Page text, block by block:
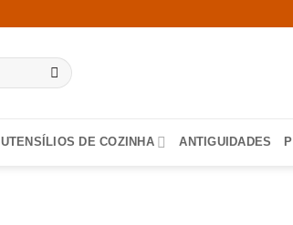
UTENSÍLIOS DE COZINHA ANTIGUIDADES